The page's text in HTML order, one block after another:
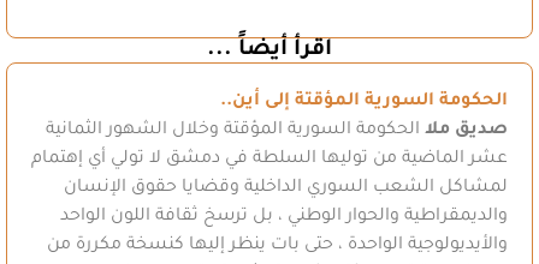
اقرأ أيضاً ...
الحكومة السورية المؤقتة إلى أين..
صديق ملا الحكومة السورية المؤقتة وخلال الشهور الثمانية
عشر الماضية من توليها السلطة في دمشق لا تولي أي إهتمام
لمشاكل الشعب السوري الداخلية وقضايا حقوق الإنسان
والديمقراطية والحوار الوطني ، بل ترسخ ثقافة اللون الواحد
والأيديولوجية الواحدة ، حتى بات ينظر إليها كنسخة مكررة من